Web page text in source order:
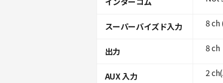
スーパーバイズド入力
出力
AUX 入力
8 ch
8 ch
2